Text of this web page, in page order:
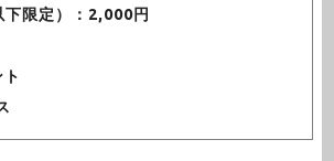
限定）：2,000円